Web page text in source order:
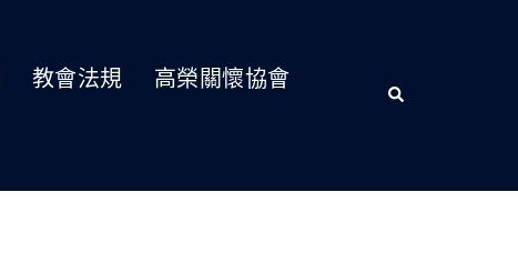
教會法規
高榮關懷協會